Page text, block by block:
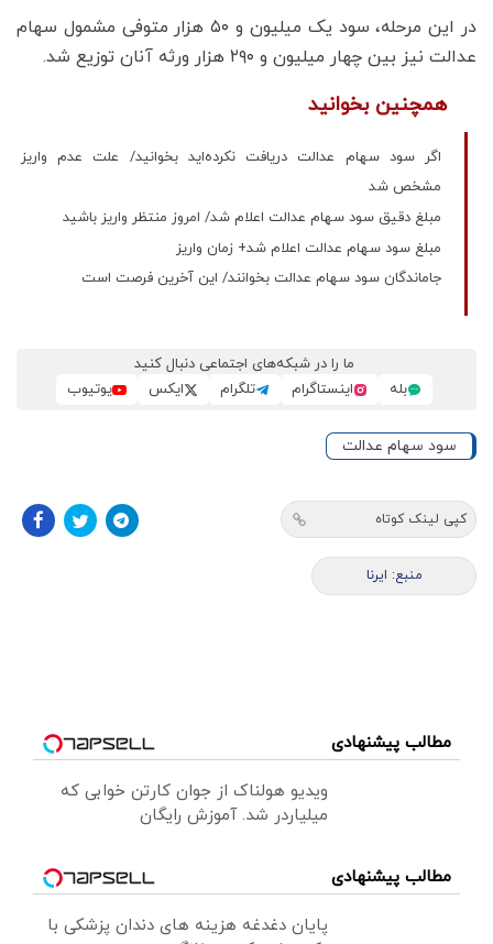
در این مرحله، سود یک میلیون و ۵۰ هزار متوفی مشمول سهام
عدالت نیز بین چهار میلیون و ۲۹۰ هزار ورثه آنان توزیع شد.
همچنین بخوانید
اگر سود سهام عدالت دریافت نکرده‌اید بخوانید/ علت عدم واریز
مشخص شد
مبلغ دقیق سود سهام عدالت اعلام شد/ امروز منتظر واریز باشید
مبلغ سود سهام عدالت اعلام شد+ زمان واریز
جاماندگان سود سهام عدالت بخوانند/ این آخرین فرصت است
ما را در شبکه‌های اجتماعی دنبال کنید
بله
اینستاگرام تلگرام ایکس یوتیوب
سود سهام عدالت
کپی لینک کوتاه
منبع: ایرنا
مطالب پیشنهادی
ویدیو هولناک از جوان کارتن خوابی که
میلیاردر شد. آموزش رایگان
مطالب پیشنهادی
پایان دغدغه هزینه های دندان پزشکی با